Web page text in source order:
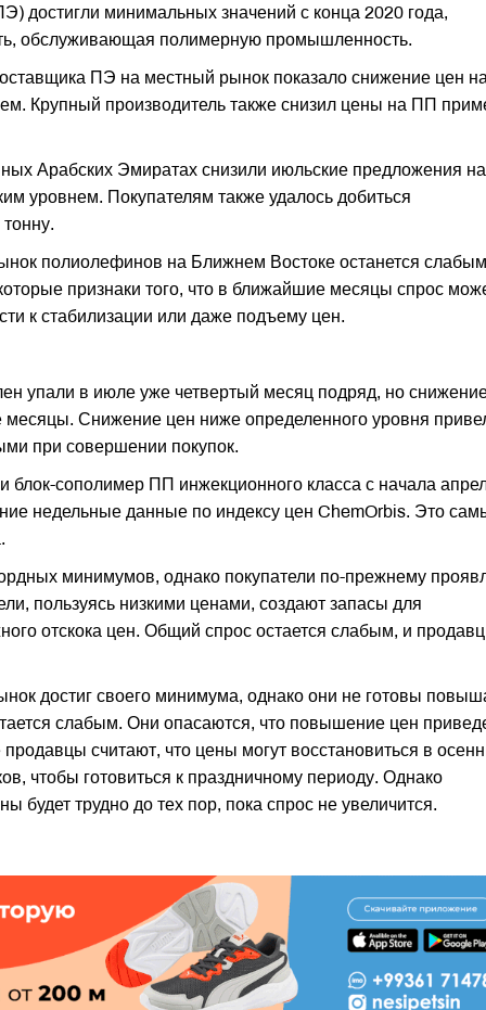
достигли минимальных значений с конца 2020 года,
обслуживающая полимерную промышленность.
ПЭ на местный рынок показало снижение цен
Крупный производитель также снизил цены на ПП
Арабских Эмиратах снизили июльские предложения
уровнем. Покупателям также удалось добиться
полиолефинов на Ближнем Востоке останется
признаки того, что в ближайшие месяцы спрос
к стабилизации или даже подъему цен.
упали в июле уже четвертый месяц подряд, но
Снижение цен ниже определенного уровня
при совершении покупок.
сополимер ПП инжекционного класса с начала
недельные данные по индексу цен ChemOrbis. Это
минимумов, однако покупатели по-прежнему
пользуясь низкими ценами, создают запасы для
отскока цен. Общий спрос остается слабым, и
достиг своего минимума, однако они не готовы
слабым. Они опасаются, что повышение цен
считают, что цены могут восстановиться в
чтобы готовиться к праздничному периоду. Однако
будет трудно до тех пор, пока спрос не увеличится.